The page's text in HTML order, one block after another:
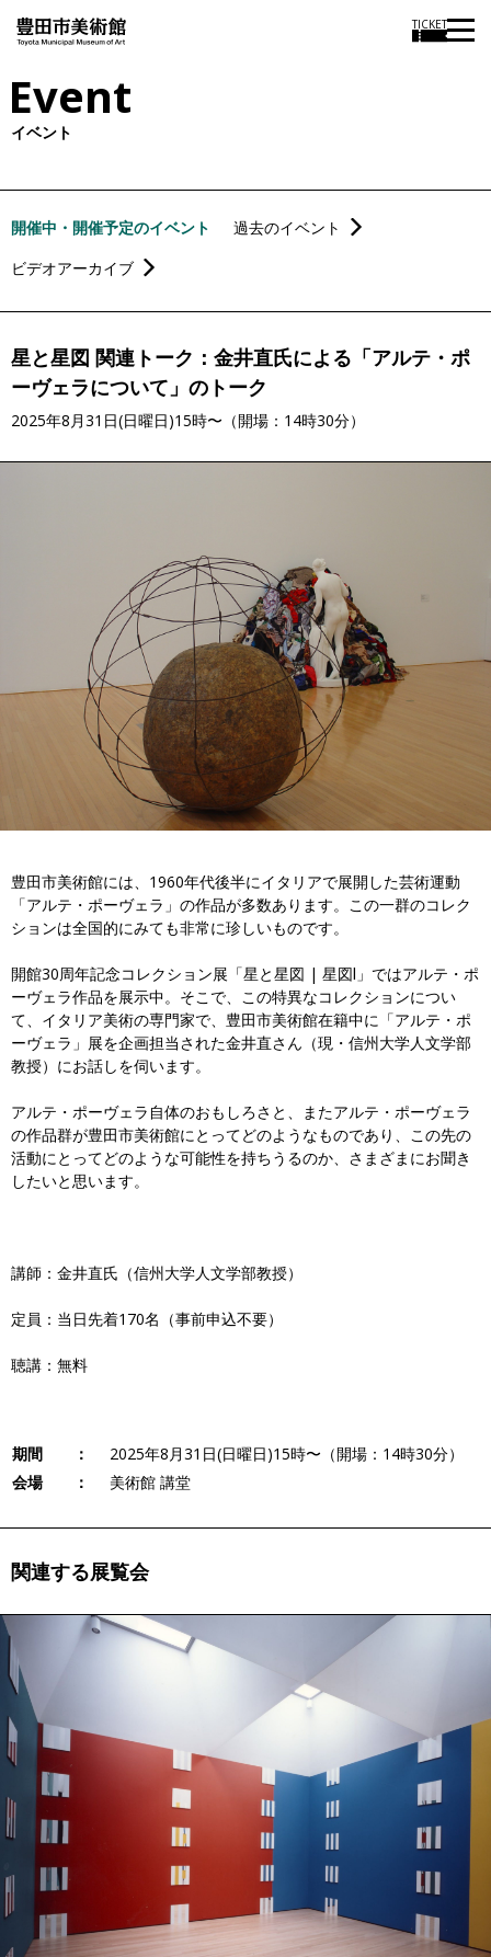
TICKET
Event
イベント
開催中・開催予定のイベント
過去のイベント
ビデオアーカイブ
星と星図 関連トーク：金井直氏による「アルテ・ポ
ーヴェラについて」のトーク
2025年8月31日(日曜日)15時〜（開場：14時30分）
豊田市美術館には、1960年代後半にイタリアで展開した芸術運動
「アルテ・ポーヴェラ」の作品が多数あります。この一群のコレク
ションは全国的にみても非常に珍しいものです。
開館30周年記念コレクション展「星と星図 | 星図Ⅰ」ではアルテ・ポ
ーヴェラ作品を展示中。そこで、この特異なコレクションについ
て、イタリア美術の専門家で、豊田市美術館在籍中に「アルテ・ポ
ーヴェラ」展を企画担当された金井直さん（現・信州大学人文学部
教授）にお話しを伺います。
アルテ・ポーヴェラ自体のおもしろさと、またアルテ・ポーヴェラ
の作品群が豊田市美術館にとってどのようなものであり、この先の
活動にとってどのような可能性を持ちうるのか、さまざまにお聞き
したいと思います。
講師：金井直氏（信州大学人文学部教授）
定員：当日先着170名（事前申込不要）
聴講：無料
期間 ：
2025年8月31日(日曜日)15時〜（開場：14時30分）
会場 ：
美術館 講堂
関連する展覧会